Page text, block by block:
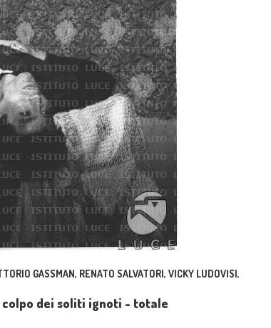
GASSMAN, RENATO SALVATORI, VICKY LUDOVISI,
colpo dei soliti ignoti - totale